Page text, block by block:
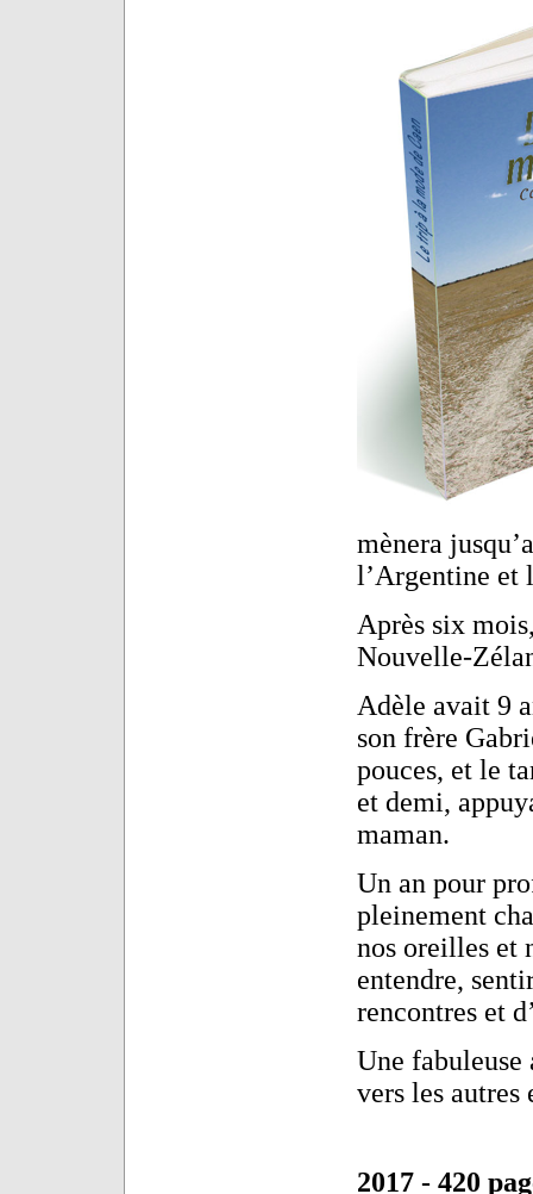
mènera
l’Argentine et
Après six
Nouvelle-
Adèle avait 9
son frère
pouces, et le
et demi,
maman.
Un an pour
pleinement
nos oreilles et
entendre,
rencontres et
Une fabuleuse
vers les autres
2017 - 420